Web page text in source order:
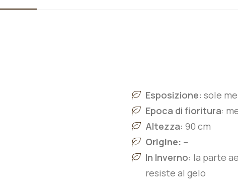
Esposizione: sole
Epoca di fioritura:
Altezza: 90 cm
Origine: –
In Inverno: la parte
resiste al gelo